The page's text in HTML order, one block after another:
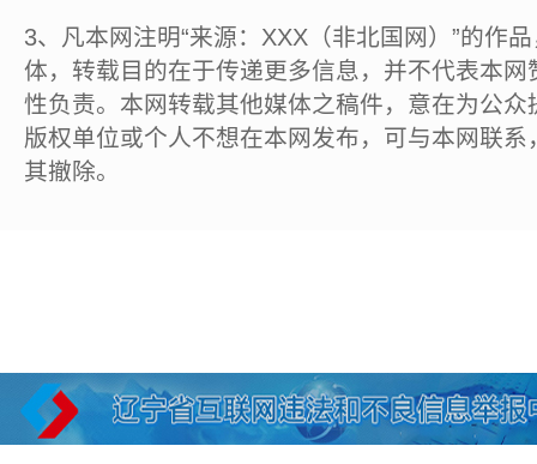
3、凡本网注明“来源：XXX（非北国网）”的作
体，转载目的在于传递更多信息，并不代表本
性负责。本网转载其他媒体之稿件，意在为公
版权单位或个人不想在本网发布，可与本网联
其撤除。